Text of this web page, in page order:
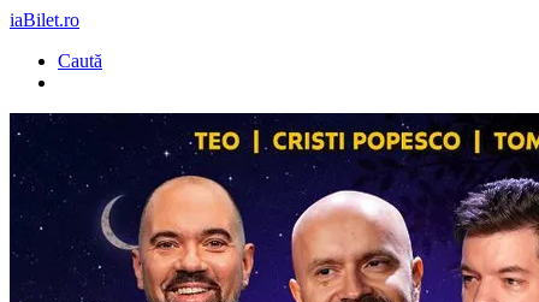
iaBilet.ro
Caută